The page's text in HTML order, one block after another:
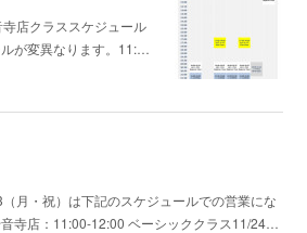
店クラススケジュール
が変異なります。11:…
月・祝）は下記のスケジュールでの営業にな
寺店：11:00-12:00 ベーシッククラス11/24…